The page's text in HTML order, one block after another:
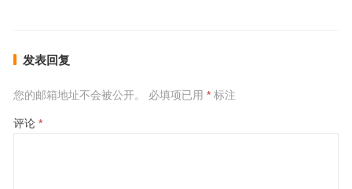
发表回复
您的邮箱地址不会被公开。 必填项已用 *标注
评论 *